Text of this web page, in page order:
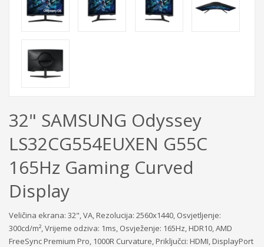
32" SAMSUNG Odyssey
LS32CG554EUXEN G55C
165Hz Gaming Curved
Display
Veličina ekrana: 32", VA, Rezolucija: 2560x1440, Osvjetljenje:
300cd/m², Vrijeme odziva: 1ms, Osvježenje: 165Hz, HDR10, AMD
FreeSync Premium Pro, 1000R Curvature, Priključci: HDMI, DisplayPort